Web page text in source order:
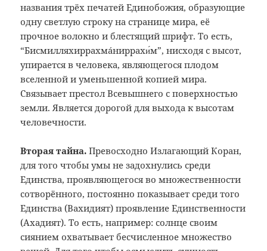
названия трёх печатей Единобожия, образующие
одну светлую строку на странице мира, её
прочное волокно и блестящий шрифт. То есть,
“Бисмилляхиррахмáниррахи́м”, нисходя с высот,
упирается в чело­века, являющегося плодом
вселенной и уменьшенной копией мира.
Связывает престол Всевышнего с поверхностью
земли. Является дорогой для выхода к высотам
человечности.
Вторая тайна.Превосходно Излагающий Коран,
для того чтобы умы не задохнулись среди
Единства, проявляющегося во множественности
сотворённого, постоянно показывает среди того
Единства (Вахидият) проявление Единственности
(Ахадият). То есть, например: солнце своим
сиянием охватывает бесчисленное множество